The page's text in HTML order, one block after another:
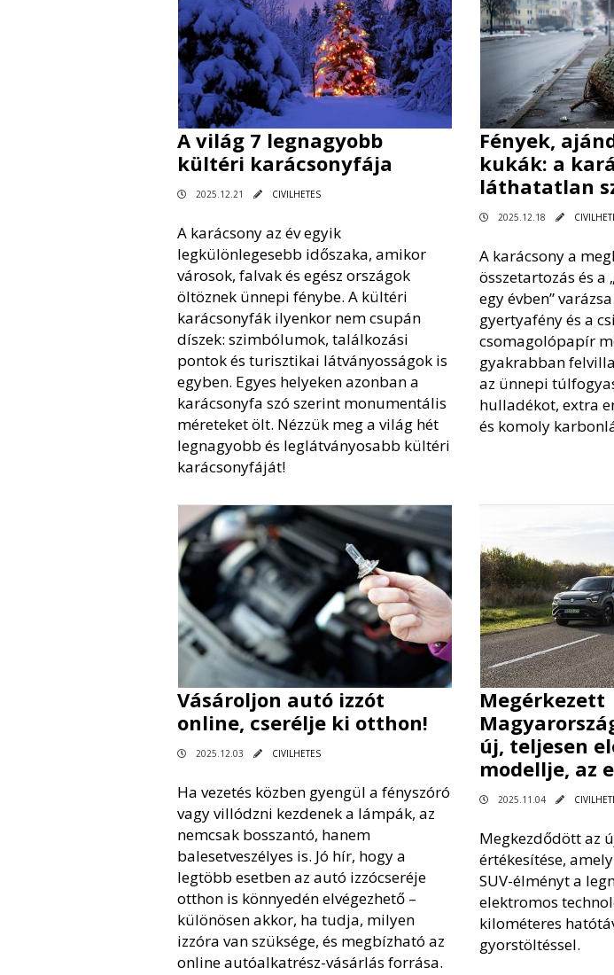
A világ 7 legnagyobb
kültéri karácsonyfája
2025.12.21 CIVILHETES
A karácsony az év egyik
legkülönlegesebb időszaka, amikor
városok, falvak és egész országok
öltöznek ünnepi fénybe. A kültéri
karácsonyfák ilyenkor nem csupán
díszek: szimbólumok, találkozási
pontok és turisztikai látványosságok is
egyben. Egyes helyeken azonban a
karácsonyfa szó szerint monumentális
méreteket ölt. Nézzük meg a világ hét
legnagyobb és leglátványosabb kültéri
karácsonyfáját!
Fények,
kukák: a
láthatatlan
2025.12.18
A karácsony a
összetartozás és a
egy évben”
gyertyafény és a
csomagolópapír
gyakrabban
az ünnepi
hulladékot, extra
és komoly
Vásároljon autó izzót
online, cserélje ki otthon!
2025.12.03 CIVILHETES
Ha vezetés közben gyengül a fényszóró
vagy villódzni kezdenek a lámpák, az
nemcsak bosszantó, hanem
balesetveszélyes is. Jó hír, hogy a
legtöbb esetben az autó izzócseréje
otthon is könnyedén elvégezhető –
különösen akkor, ha tudja, milyen
izzóra van szüksége, és megbízható az
online autóalkatrész-vásárlás forrása.
Megérkezett
új, teljesen
modellje, az
2025.11.04
Megkezdődött az
értékesítése,
SUV-élményt a
elektromos
kilométeres
gyorstöltéssel.